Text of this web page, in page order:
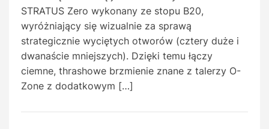
STRATUS Zero wykonany ze stopu B20,
wyróżniający się wizualnie za sprawą
strategicznie wyciętych otworów (cztery duże i
dwanaście mniejszych). Dzięki temu łączy
ciemne, thrashowe brzmienie znane z talerzy O-
Zone z dodatkowym […]